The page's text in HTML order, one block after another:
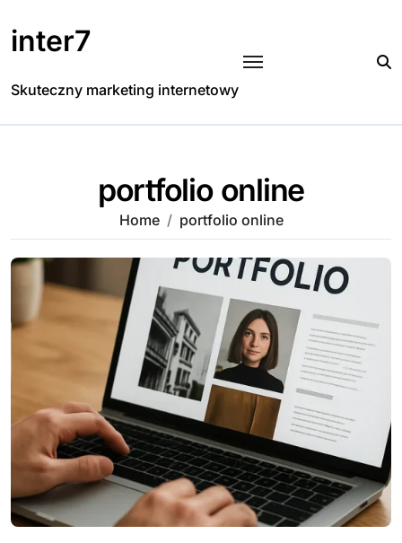
to
content
inter7
Skuteczny marketing internetowy
portfolio online
Home portfolio online